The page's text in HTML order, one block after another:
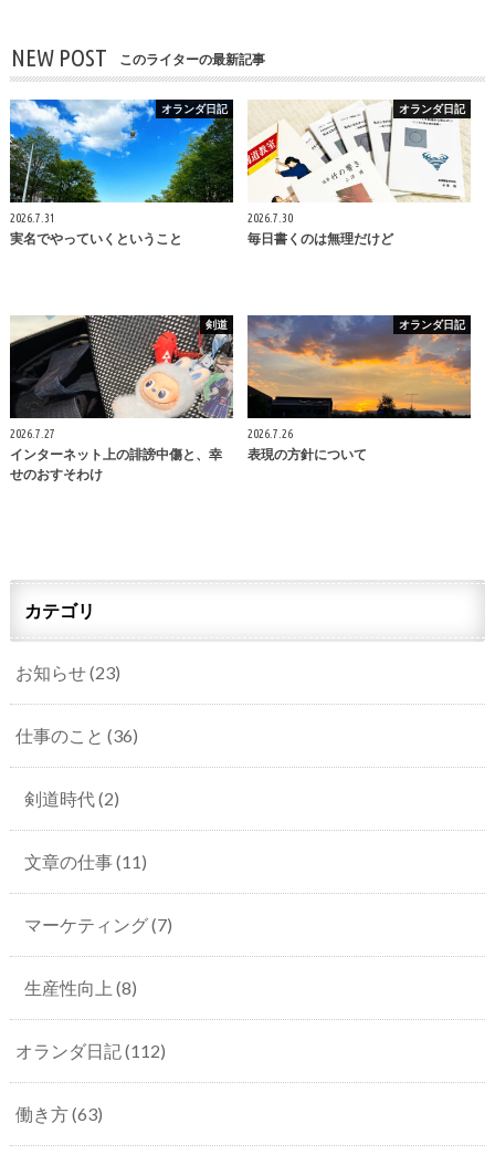
NEW POST このライターの最新記事
オランダ日記
2026.7.31
実名でやっていくということ
オランダ日記
2026.7.30
毎日書くのは無理だけど
剣道
2026.7.27
インターネット上の誹謗中傷と、幸
せのおすそわけ
オランダ日記
2026.7.26
表現の方針について
カテゴリ
お知らせ(23)
仕事のこと (36)
剣道時代(2)
文章の仕事(11)
マーケティング(7)
生産性向上 (8)
オランダ日記(112)
働き方(63)